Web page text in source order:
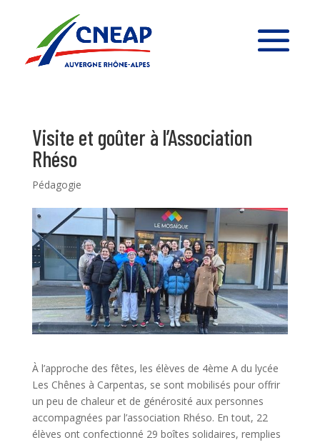
Visite et goûter à l’Association
Rhéso
Pédagogie
À l’approche des fêtes, les élèves de 4ème A du lycée
Les Chênes à Carpentas, se sont mobilisés pour offrir
un peu de chaleur et de générosité aux personnes
accompagnées par l’association Rhéso. En tout, 22
élèves ont confectionné 29 boîtes solidaires, remplies